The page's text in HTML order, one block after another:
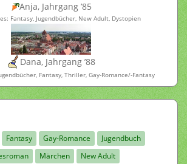
Anja, Jahrgang ’85
Fantasy, Jugendbücher, New Adult, Dystopien
Dana, Jahrgang ’88
Fantasy, Thriller, Gay-Romance/-Fantasy
Fantasy Gay-Romance
Jugendbuch
Märchen
New Adult